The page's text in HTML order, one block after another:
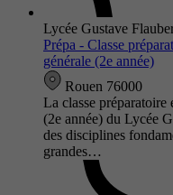
Lycée Gustave
Prépa - Classe
générale (2e année)
Rouen 76000
La classe préparatoire
(2e année) du Lycée
des disciplines
grandes…